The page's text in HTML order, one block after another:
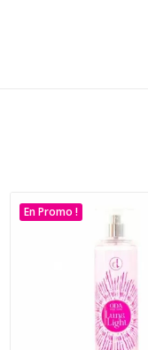
En Promo !